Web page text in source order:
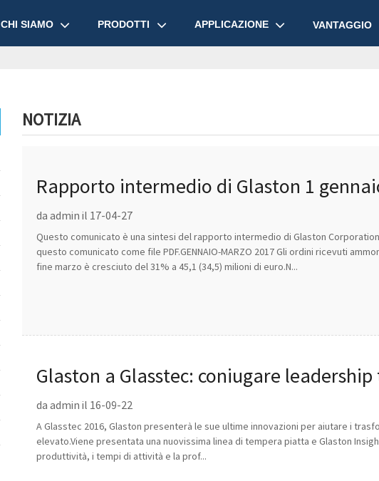
CHI SIAMO PRODOTTI APPLICAZIONE VANTAGGIO
NOTIZIA
Rapporto intermedio di Glaston 1
come previsto, prospettive invariate
da admin il 17-04-27
Questo comunicato è una sintesi del rapporto intermedio di Glaston
questo comunicato come file PDF.GENNAIO-MARZO 2017 Gli ordini ricevuti
fine marzo è cresciuto del 31% a 45,1 (34,5) milioni di euro.N...
Glaston a Glasstec: coniugare
da admin il 16-09-22
A Glasstec 2016, Glaston presenterà le sue ultime innovazioni per aiutare i
elevato.Viene presentata una nuovissima linea di tempera piatta e Glaston
produttività, i tempi di attività e la prof...